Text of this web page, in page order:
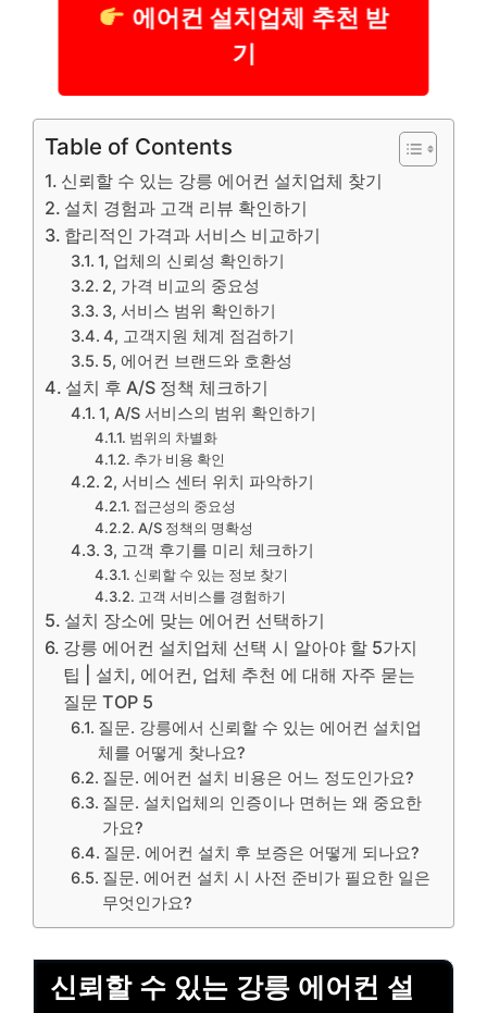
에어컨 설치업체 추천 받
기
Table of Contents
신뢰할 수 있는 강릉 에어컨 설치업체 찾기
설치 경험과 고객 리뷰 확인하기
합리적인 가격과 서비스 비교하기
1, 업체의 신뢰성 확인하기
2, 가격 비교의 중요성
3, 서비스 범위 확인하기
4, 고객지원 체계 점검하기
5, 에어컨 브랜드와 호환성
설치 후 A/S 정책 체크하기
1, A/S 서비스의 범위 확인하기
범위의 차별화
추가 비용 확인
2, 서비스 센터 위치 파악하기
접근성의 중요성
A/S 정책의 명확성
3, 고객 후기를 미리 체크하기
신뢰할 수 있는 정보 찾기
고객 서비스를 경험하기
설치 장소에 맞는 에어컨 선택하기
강릉 에어컨 설치업체 선택 시 알아야 할 5가지
팁 | 설치, 에어컨, 업체 추천 에 대해 자주 묻는
질문 TOP 5
질문. 강릉에서 신뢰할 수 있는 에어컨 설치업
체를 어떻게 찾나요?
질문. 에어컨 설치 비용은 어느 정도인가요?
질문. 설치업체의 인증이나 면허는 왜 중요한
가요?
질문. 에어컨 설치 후 보증은 어떻게 되나요?
질문. 에어컨 설치 시 사전 준비가 필요한 일은
무엇인가요?
신뢰할 수 있는 강릉 에어컨 설